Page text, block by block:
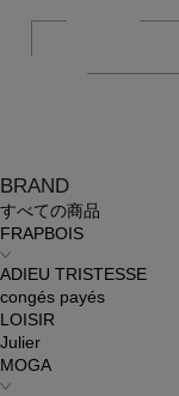
BRAND
すべての商品
FRAPBOIS
ADIEU TRISTESSE
congés payés
LOISIR
Julier
MOGA